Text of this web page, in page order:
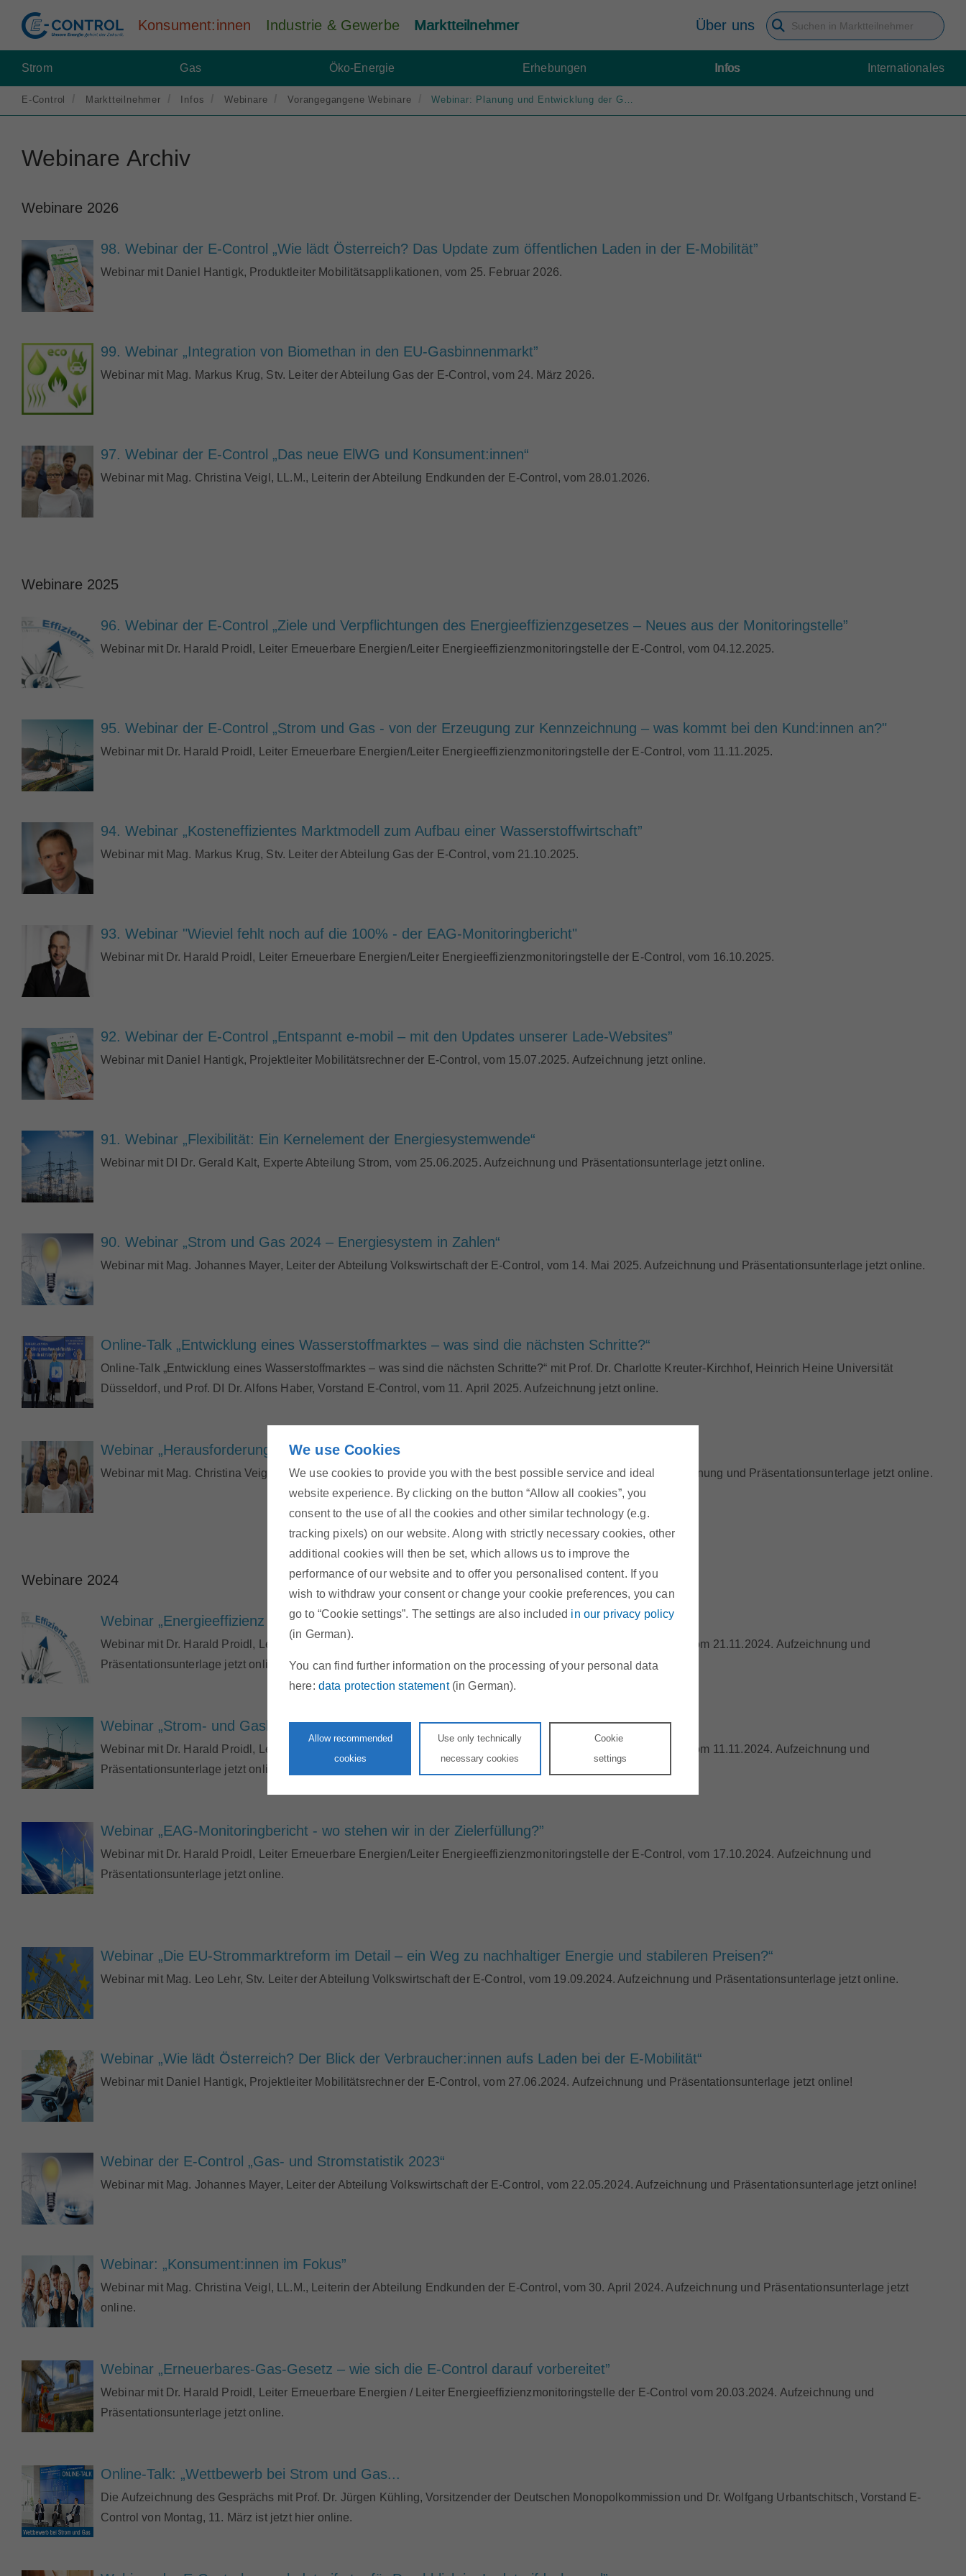
We use Cookies
We use cookies to provide you with the best possible service and ideal
website experience. By clicking on the button “Allow all cookies”, you
consent to the use of all the cookies and other similar technology (e.g.
tracking pixels) on our website. Along with strictly necessary cookies, other
additional cookies will then be set, which allows us to improve the
performance of our website and to offer you personalised content. If you
wish to withdraw your consent or change your cookie preferences, you can
go to “Cookie settings”. The settings are also included in our privacy policy
(in German).
You can find further information on the processing of your personal data
here: data protection statement(in German).
Allow recommended
cookies
Use only technically
necessary cookies
Cookie
settings
Konsument:innen Industrie & Gewerbe Marktteilnehmer Über uns
Suchbegriff eingeben
Strom Gas Öko-Energie Erhebungen Infos Internationales
E-Control Marktteilnehmer Infos Webinare Vorangegangene Webinare Webinar: Planung und Entwicklung der Gasinfrastruktur
Webinare Archiv
Webinare 2026
98. Webinar der E-Control „Wie lädt Österreich? Das Update zum öffentlichen Laden in der E-Mobilität”
Webinar mit Daniel Hantigk, Produktleiter Mobilitätsapplikationen, vom 25. Februar 2026.
99. Webinar „Integration von Biomethan in den EU-Gasbinnenmarkt”
Webinar mit Mag. Markus Krug, Stv. Leiter der Abteilung Gas der E-Control, vom 24. März 2026.
97. Webinar der E-Control „Das neue ElWG und Konsument:innen“
Webinar mit Mag. Christina Veigl, LL.M., Leiterin der Abteilung Endkunden der E-Control, vom 28.01.2026.
Webinare 2025
96. Webinar der E-Control „Ziele und Verpflichtungen des Energieeffizienzgesetzes – Neues aus der Monitoringstelle”
Webinar mit Dr. Harald Proidl, Leiter Erneuerbare Energien/Leiter Energieeffizienzmonitoringstelle der E-Control, vom 04.12.2025.
95. Webinar der E-Control „Strom und Gas - von der Erzeugung zur Kennzeichnung – was kommt bei den Kund:innen an?"
Webinar mit Dr. Harald Proidl, Leiter Erneuerbare Energien/Leiter Energieeffizienzmonitoringstelle der E-Control, vom 11.11.2025.
94. Webinar „Kosteneffizientes Marktmodell zum Aufbau einer Wasserstoffwirtschaft”
Webinar mit Mag. Markus Krug, Stv. Leiter der Abteilung Gas der E-Control, vom 21.10.2025.
93. Webinar "Wieviel fehlt noch auf die 100% - der EAG-Monitoringbericht"
Webinar mit Dr. Harald Proidl, Leiter Erneuerbare Energien/Leiter Energieeffizienzmonitoringstelle der E-Control, vom 16.10.2025.
92. Webinar der E-Control „Entspannt e-mobil – mit den Updates unserer Lade-Websites”
Webinar mit Daniel Hantigk, Projektleiter Mobilitätsrechner der E-Control, vom 15.07.2025. Aufzeichnung jetzt online.
91. Webinar „Flexibilität: Ein Kernelement der Energiesystemwende“
Webinar mit DI Dr. Gerald Kalt, Experte Abteilung Strom, vom 25.06.2025. Aufzeichnung und Präsentationsunterlage jetzt online.
90. Webinar „Strom und Gas 2024 – Energiesystem in Zahlen“
Webinar mit Mag. Johannes Mayer, Leiter der Abteilung Volkswirtschaft der E-Control, vom 14. Mai 2025. Aufzeichnung und Präsentationsunterlage jetzt online.
Online-Talk „Entwicklung eines Wasserstoffmarktes – was sind die nächsten Schritte?“
Online-Talk „Entwicklung eines Wasserstoffmarktes – was sind die nächsten Schritte?“ mit Prof. Dr. Charlotte Kreuter-Kirchhof, Heinrich Heine Universität
Düsseldorf, und Prof. DI Dr. Alfons Haber, Vorstand E-Control, vom 11. April 2025. Aufzeichnung jetzt online.
Webinar „Herausforderungen auf dem Haushaltskundenmarkt“
Webinar mit Mag. Christina Veigl, LL.M., Leiterin der Abteilung Endkunden der E-Control, vom 11.03.2025. Aufzeichnung und Präsentationsunterlage jetzt online.
Webinare 2024
Webinar „Energieeffizienz Monitoringstelle – Tasks, Duties, Progress“
Webinar mit Dr. Harald Proidl, Leiter Erneuerbare Energien/Leiter Energieeffizienzmonitoringstelle der E-Control, vom 21.11.2024. Aufzeichnung und
Präsentationsunterlage jetzt online.
Webinar „Strom- und Gaskennzeichnung – wie erneuerbar ist unsere Energieversorgung?"
Webinar mit Dr. Harald Proidl, Leiter Erneuerbare Energien/Leiter Energieeffizienzmonitoringstelle der E-Control, vom 11.11.2024. Aufzeichnung und
Präsentationsunterlage jetzt online.
Webinar „EAG-Monitoringbericht - wo stehen wir in der Zielerfüllung?”
Webinar mit Dr. Harald Proidl, Leiter Erneuerbare Energien/Leiter Energieeffizienzmonitoringstelle der E-Control, vom 17.10.2024. Aufzeichnung und
Präsentationsunterlage jetzt online.
Webinar „Die EU-Strommarktreform im Detail – ein Weg zu nachhaltiger Energie und stabileren Preisen?“
Webinar mit Mag. Leo Lehr, Stv. Leiter der Abteilung Volkswirtschaft der E-Control, vom 19.09.2024. Aufzeichnung und Präsentationsunterlage jetzt online.
Webinar „Wie lädt Österreich? Der Blick der Verbraucher:innen aufs Laden bei der E-Mobilität“
Webinar mit Daniel Hantigk, Projektleiter Mobilitätsrechner der E-Control, vom 27.06.2024. Aufzeichnung und Präsentationsunterlage jetzt online!
Webinar der E-Control „Gas- und Stromstatistik 2023“
Webinar mit Mag. Johannes Mayer, Leiter der Abteilung Volkswirtschaft der E-Control, vom 22.05.2024. Aufzeichnung und Präsentationsunterlage jetzt online!
Webinar: „Konsument:innen im Fokus”
Webinar mit Mag. Christina Veigl, LL.M., Leiterin der Abteilung Endkunden der E-Control, vom 30. April 2024. Aufzeichnung und Präsentationsunterlage jetzt
online.
Webinar „Erneuerbares-Gas-Gesetz – wie sich die E-Control darauf vorbereitet”
Webinar mit Dr. Harald Proidl, Leiter Erneuerbare Energien / Leiter Energieeffizienzmonitoringstelle der E-Control vom 20.03.2024. Aufzeichnung und
Präsentationsunterlage jetzt online.
Online-Talk: „Wettbewerb bei Strom und Gas...
Die Aufzeichnung des Gesprächs mit Prof. Dr. Jürgen Kühling, Vorsitzender der Deutschen Monopolkommission und Dr. Wolfgang Urbantschitsch, Vorstand E-
Control von Montag, 11. März ist jetzt hier online.